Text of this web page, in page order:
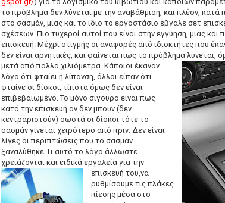
το πρόβλημα δεν λύνεται με την αναβάθμιση, και πλέον, κατά
στο σασμάν, μιας και το ίδιο το εργοστάσιο έβγαλε σετ
σχέσεων. Πιο τυχεροί αυτοί που είναι στην εγγύηση, μιας και
επισκευή. Μέχρι στιγμής οι αναφορές από ιδιοκτήτες που
δεν είναι αρνητικές, και φαίνεται πως το πρόβλημα λύνεται,
μετά από πολλά χιλιόμετρα. Κάποιοι έκαναν
λόγο ότι φταίει η λίπανση, άλλοι είπαν ότι
φταίνε οι δίσκοι, τίποτα όμως δεν είναι
επιβεβαιωμένο. Το μόνο σίγουρο είναι πως
κατά την επισκευή αν δεν μπουν (δεν
κεντραριστούν) σωστά οι δίσκοι τότε το
σασμάν γίνεται χειρότερο από πριν. Δεν είναι
λίγες οι περιπτώσεις που το σασμάν
ξαναλύθηκε. Γι αυτό το λόγο άλλωστε
χρειάζονται και ειδικά εργαλεία για την
επισκευή του,να
ρυθμίσουμε τις πλάκες
πίεσης μέσα στο